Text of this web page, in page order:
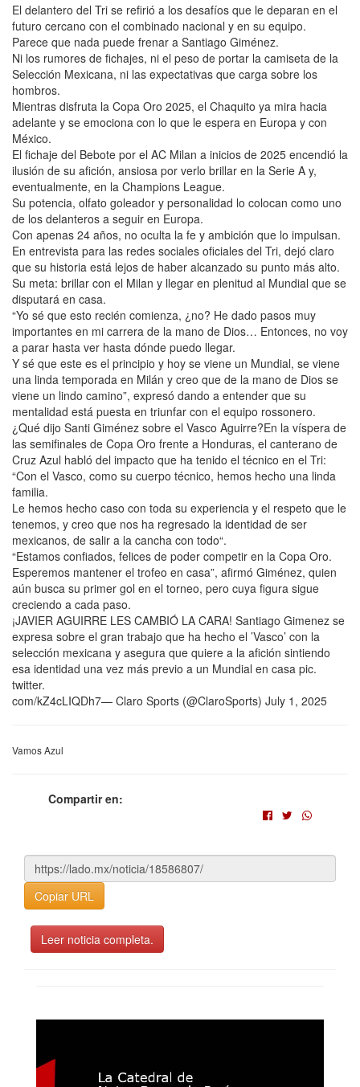
El delantero del Tri se refirió a los desafíos que le deparan en el
futuro cercano con el combinado nacional y en su equipo.
Parece que nada puede frenar a Santiago Giménez.
Ni los rumores de fichajes, ni el peso de portar la camiseta de la
Selección Mexicana, ni las expectativas que carga sobre los
hombros.
Mientras disfruta la Copa Oro 2025, el Chaquito ya mira hacia
adelante y se emociona con lo que le espera en Europa y con
México.
El fichaje del Bebote por el AC Milan a inicios de 2025 encendió la
ilusión de su afición, ansiosa por verlo brillar en la Serie A y,
eventualmente, en la Champions League.
Su potencia, olfato goleador y personalidad lo colocan como uno
de los delanteros a seguir en Europa.
Con apenas 24 años, no oculta la fe y ambición que lo impulsan.
En entrevista para las redes sociales oficiales del Tri, dejó claro
que su historia está lejos de haber alcanzado su punto más alto.
Su meta: brillar con el Milan y llegar en plenitud al Mundial que se
disputará en casa.
“Yo sé que esto recién comienza, ¿no? He dado pasos muy
importantes en mi carrera de la mano de Dios… Entonces, no voy
a parar hasta ver hasta dónde puedo llegar.
Y sé que este es el principio y hoy se viene un Mundial, se viene
una linda temporada en Milán y creo que de la mano de Dios se
viene un lindo camino”, expresó dando a entender que su
mentalidad está puesta en triunfar con el equipo rossonero.
¿Qué dijo Santi Giménez sobre el Vasco Aguirre?En la víspera de
las semifinales de Copa Oro frente a Honduras, el canterano de
Cruz Azul habló del impacto que ha tenido el técnico en el Tri:
“Con el Vasco, como su cuerpo técnico, hemos hecho una linda
familia.
Le hemos hecho caso con toda su experiencia y el respeto que le
tenemos, y creo que nos ha regresado la identidad de ser
mexicanos, de salir a la cancha con todo“.
“Estamos confiados, felices de poder competir en la Copa Oro.
Esperemos mantener el trofeo en casa”, afirmó Giménez, quien
aún busca su primer gol en el torneo, pero cuya figura sigue
creciendo a cada paso.
¡JAVIER AGUIRRE LES CAMBIÓ LA CARA! Santiago Gimenez se
expresa sobre el gran trabajo que ha hecho el ’Vasco’ con la
selección mexicana y asegura que quiere a la afición sintiendo
esa identidad una vez más previo a un Mundial en casa pic.
twitter.
com/kZ4cLIQDh7— Claro Sports (@ClaroSports) July 1, 2025
Vamos Azul
Compartir en:
Copiar URL
Leer noticia completa.